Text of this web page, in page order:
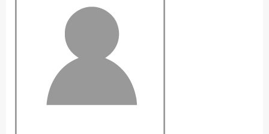
und Informatik
Fakultät Management,
Kultur und Technik
Fakultät Wirtschafts- und
Sozialwissenschaften
Finanzen